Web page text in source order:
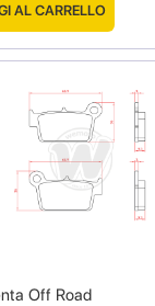
AL CARRELLO
Off Road